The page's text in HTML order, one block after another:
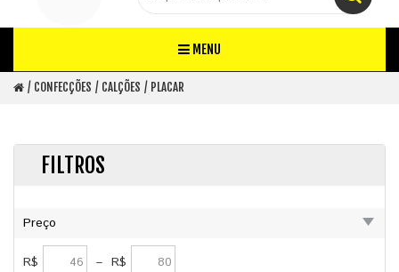
MENU
CONFECÇÕES CALÇÕES PLACAR
FILTROS
Preço
R$ – R$